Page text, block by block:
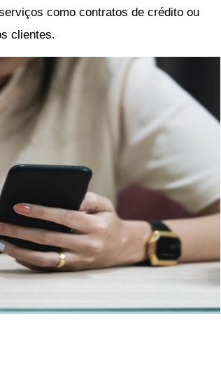
como contratos de crédito ou
clientes.